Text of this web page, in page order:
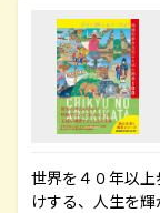
世界を４０年以
けする、人生を